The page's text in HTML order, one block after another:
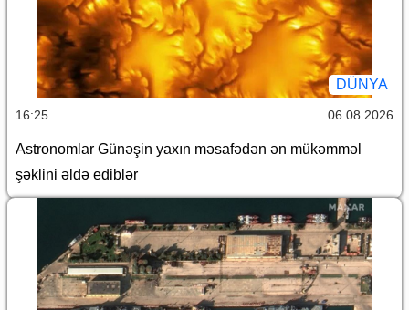
DÜNYA
16:25 06.08.2026
Astronomlar Günəşin yaxın məsafədən ən mükəmməl
şəklini əldə ediblər